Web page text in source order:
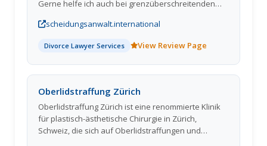
Vertrauen Sie auf Erfahrung, Qualität und Präzis
Gerne helfe ich auch bei grenzüberschreitenden
zu Unterhalt, Sorgerecht, Obhut oder anderen
familienrechtlichen oder scheidungsrechtlichen
Themen ist die Anwaltskanzlei Wittibschlager die
zentrale Anlaufstelle in der Schweiz. Gerne
unterstütze ich Ehegatten bei Eheschutzverfahren,
strittigen Scheidungen oder auch bei
einvernehmlichen Ehescheidungen mit
Scheidumgskonvention.
scheidungsanwalt.international
Divorce Lawyer Services View Review Page
Oberlidstraffung Zürich
Oberlidstraffung Zürich ist eine renommierte Klinik
für plastisch-ästhetische Chirurgie in Zürich,
Schweiz, die sich auf Oberlidstraffungen und